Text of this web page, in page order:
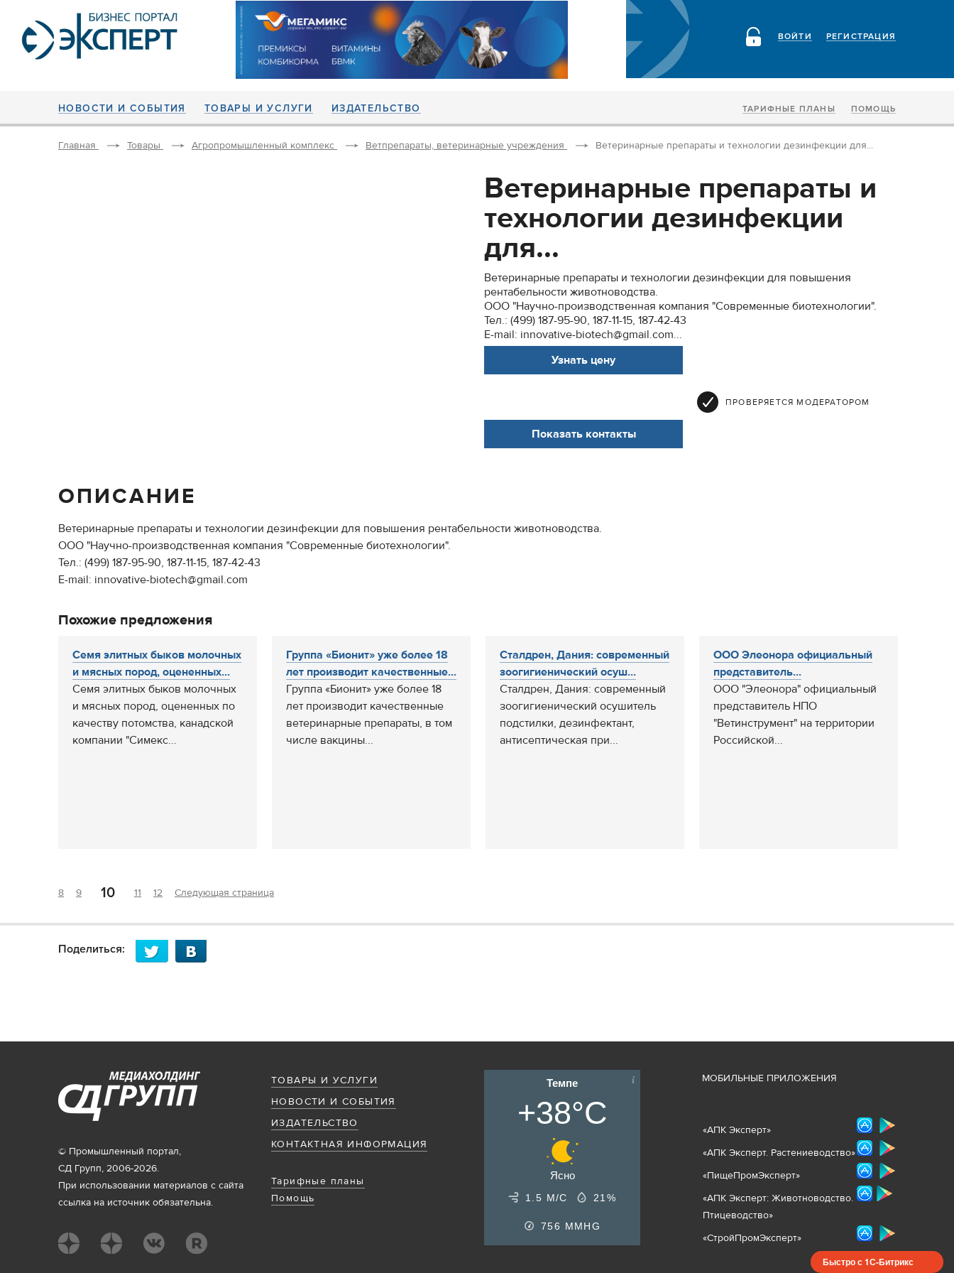
РЕГИСТРАЦИЯ
ВОЙТИ
НОВОСТИ И СОБЫТИЯ ТОВАРЫ И УСЛУГИ ИЗДАТЕЛЬСТВО ТАРИФНЫЕ ПЛАНЫ ПОМОЩЬ
Главная Товары Агропромышленный комплекс Ветпрепараты, ветеринарные учреждения Ветеринарные препараты и технологии дезинфекции для...
Ветеринарные препараты и
технологии дезинфекции
для...
Ветеринарные препараты и технологии дезинфекции для повышения
рентабельности животноводства.
ООО "Научно-производственная компания "Современные биотехнологии".
Тел.: (499) 187-95-90, 187-11-15, 187-42-43
E-mail: innovative-biotech@gmail.com...
Узнать цену
ПРОВЕРЯЕТСЯ МОДЕРАТОРОМ
Показать контакты
ОПИСАНИЕ
Ветеринарные препараты и технологии дезинфекции для повышения рентабельности животноводства.
ООО "Научно-производственная компания "Современные биотехнологии".
Тел.: (499) 187-95-90, 187-11-15, 187-42-43
E-mail: innovative-biotech@gmail.com
Похожие предложения
Семя элитных быков молочных
и мясных пород, оцененных...
Семя элитных быков молочных
и мясных пород, оцененных по
качеству потомства, канадской
компании "Симекс...
Группа «Бионит» уже более 18
лет производит качественные...
Группа «Бионит» уже более 18
лет производит качественные
ветеринарные препараты, в том
числе вакцины...
Сталдрен, Дания: современный
зоогигиенический осуш...
Сталдрен, Дания: современный
зоогигиенический осушитель
подстилки, дезинфектант,
антисептическая при...
ООО Элеонора официальный
представитель...
ООО "Элеонора" официальный
представитель НПО
"Ветинструмент" на территории
Российской...
8 9 10 11 12 Следующая страница
Поделиться:
ТОВАРЫ И УСЛУГИ
НОВОСТИ И СОБЫТИЯ
ИЗДАТЕЛЬСТВО
КОНТАКТНАЯ ИНФОРМАЦИЯ
Тарифные планы
Помощь
© Промышленный портал,
СД Групп, 2006-2026.
При использовании материалов с сайта
ссылка на источник обязательна.
Темпе
+38°C
Ясно
1.5 М/С 21%
756 MMHG
МОБИЛЬНЫЕ ПРИЛОЖЕНИЯ
«АПК Эксперт»
«АПК Эксперт. Растениеводство»
«ПищеПромЭксперт»
«АПК Эксперт: Животноводство.
Птицеводство»
«СтройПромЭксперт»
Быстро с 1С-Битрикс